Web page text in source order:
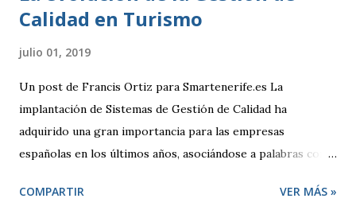
Calidad en Turismo
julio 01, 2019
Un post de Francis Ortiz para Smartenerife.es La
implantación de Sistemas de Gestión de Calidad ha
adquirido una gran importancia para las empresas
españolas en los últimos años, asociándose a palabras como
¿qué se entiende por Calidad?, ¿qué pretende una empresa
COMPARTIR VER MÁS »